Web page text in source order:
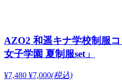
AZO2 和遥キナ学校制服
女子学園 夏制服set」
¥7,480 ¥7,000(税込)